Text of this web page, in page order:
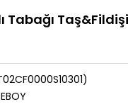
Tabağı